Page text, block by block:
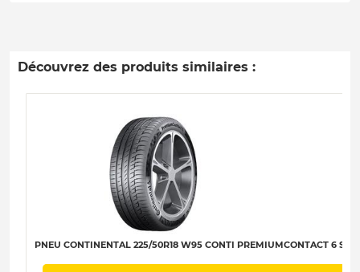
Découvrez des produits similaires :
PNEU CONTINENTAL 225/50R18 W95 CONTI PREMIUMCONTACT 6 SSR